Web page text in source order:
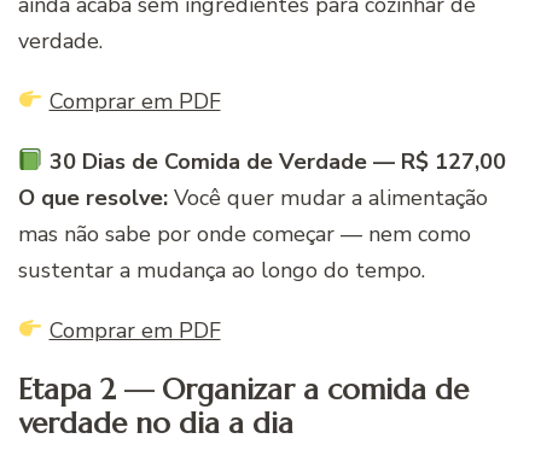
verdade.
Comprar em PDF
30 Dias de Comida de Verdade — R$ 127,00
O que resolve: Você quer mudar a alimentação
mas não sabe por onde começar — nem como
sustentar a mudança ao longo do tempo.
Comprar em PDF
Etapa 2 — Organizar a comida de
verdade no dia a dia